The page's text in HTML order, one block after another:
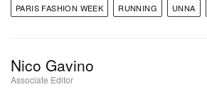
PARIS FASHION WEEK RUNNING UNNA
Nico Gavino
Associate Editor